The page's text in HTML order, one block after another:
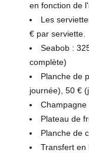
en fonction de
Les
€ par serviette.
Seabob :
complète)
Planche de
journée), 50 €
Champagne
Plateau de
Planche de
Transfert en